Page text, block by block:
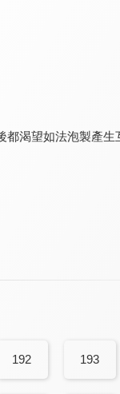
渴望如法泡製產生
192 193